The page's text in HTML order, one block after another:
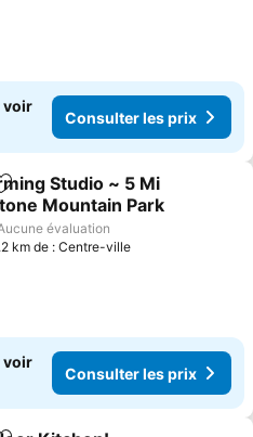
voir
Consulter les prix
Ajouter à mes favoris
Studio ~ 5 Mi
Mountain Park
les prix
évaluation
km de : Centre-ville
voir
Consulter les prix